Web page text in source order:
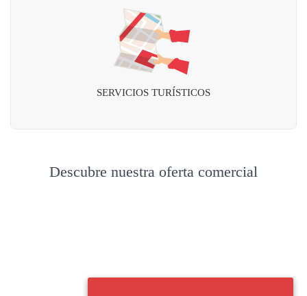
SERVICIOS TURÍSTICOS
Descubre nuestra oferta comercial